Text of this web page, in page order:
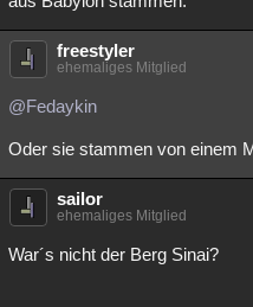
freestyler
ehemaliges Mitglied
@Fedaykin
Oder sie stammen von einem
sailor
ehemaliges Mitglied
War´s nicht der Berg Sinai?